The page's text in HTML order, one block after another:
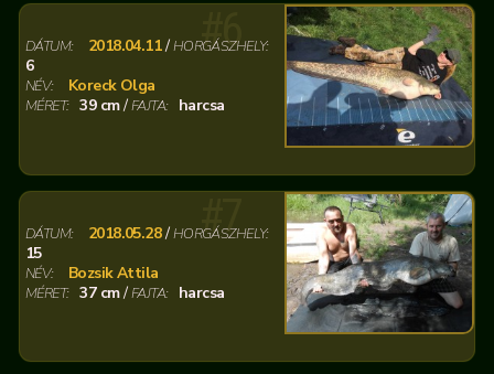
#6
DÁTUM: 2018.04.11/HORGÁSZHELY:
6
NÉV: Koreck Olga
MÉRET: 39 cm/FAJTA: harcsa
#7
DÁTUM: 2018.05.28/HORGÁSZHELY:
15
NÉV: Bozsik Attila
MÉRET: 37 cm/FAJTA: harcsa